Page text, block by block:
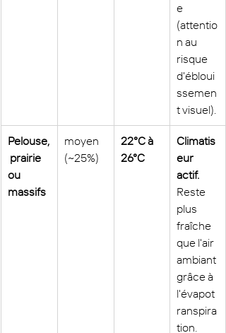
e
(attentio
n au
risque
d'ébloui
ssemen
t visuel).
Pelouse,
prairie
ou
massifs
moyen
(~25%)
22°C à
26°C
Climatis
eur
actif.
Reste
plus
fraîche
que l'air
ambiant
grâce à
l'évapot
ranspira
tion.